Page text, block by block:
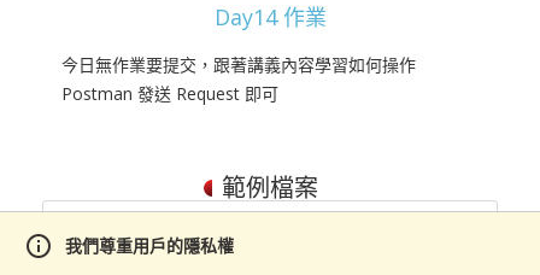
Day14 作業
今日無作業要提交，跟著講義內容學習如何操作
Postman 發送 Request 即可
範例檔案
Oops, 沒有任何作業程式碼。
info
我們尊重用戶的隱私權